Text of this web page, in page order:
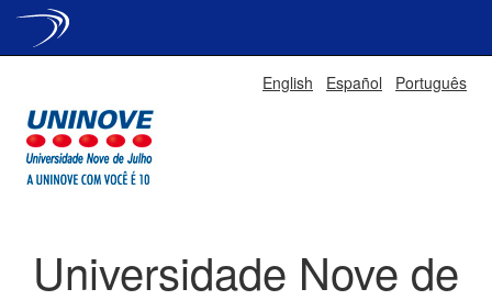
English Español Português
Universidade Nove de